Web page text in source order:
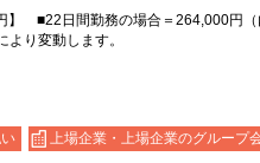
】 ■22日間勤務の場合＝264,000円
り変動します。
上場企業・上場企業のグループ